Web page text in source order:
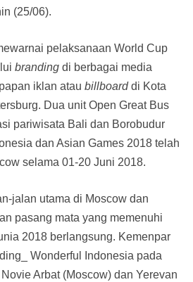
(25/06).
pelaksanaan World Cup
branding di berbagai media
iklan atau billboarddi Kota
Dua unit Open Great Bus
pariwisata Bali dan Borobudur
dan Asian Games 2018 telah
selama 01-20 Juni 2018.
jalan utama di Moscow dan
pasang mata yang memenuhi
2018 berlangsung. Kemenpar
Wonderful Indonesia pada
Arbat (Moscow) dan Yerevan